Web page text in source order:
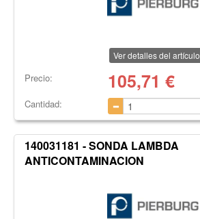
Ver detalles del artículo
Precio: 105,71 €
Cantidad:
140031181 - SONDA LAMBDA
ANTICONTAMINACION